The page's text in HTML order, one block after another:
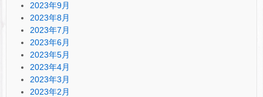
2023年9月
2023年8月
2023年7月
2023年6月
2023年5月
2023年4月
2023年3月
2023年2月